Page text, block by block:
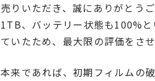
売りいただき、誠にありがとう
1TB、バッテリー状態も100%
ていたため、最大限の評価をさ
本来であれば、初期フィルムの